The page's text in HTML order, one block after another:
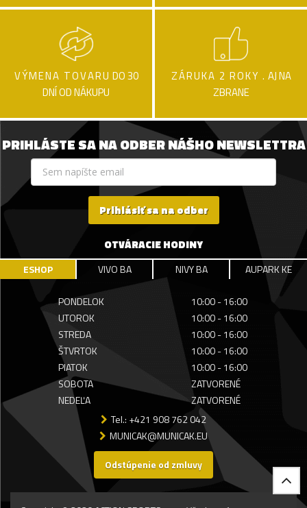
VÝMENA TOVARU DO 30
DNÍ OD NÁKUPU
ZÁRUKA 2 ROKY . AJ NA
ZBRANE
PRIHLÁSTE SA NA ODBER NÁŠHO NEWSLETTRA
Prihlásiť sa na odber
OTVÁRACIE HODINY
ESHOP VIVO BA NIVY BA AUPARK KE
PONDELOK
10:00 - 16:00
UTOROK
10:00 - 16:00
STREDA
10:00 - 16:00
ŠTVRTOK
10:00 - 16:00
PIATOK
10:00 - 16:00
SOBOTA
ZATVORENÉ
NEDEĽA
ZATVORENÉ
Tel.: +421 908 762 042
MUNICAK@MUNICAK.EU
Odstúpenie od zmluvy